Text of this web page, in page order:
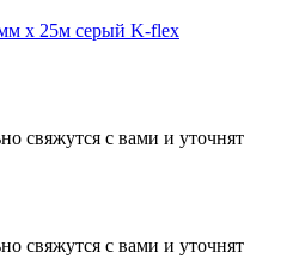
х 25м серый K-flex
свяжутся с вами и уточнят
свяжутся с вами и уточнят